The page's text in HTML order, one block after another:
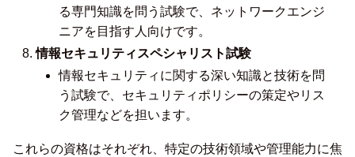
る専門知識を問う試験で、ネットワークエンジ
ニアを目指す人向けです。
情報セキュリティスペシャリスト試験
情報セキュリティに関する深い知識と技術を問
う試験で、セキュリティポリシーの策定やリス
ク管理などを担います。
これらの資格はそれぞれ、特定の技術領域や管理能力に焦